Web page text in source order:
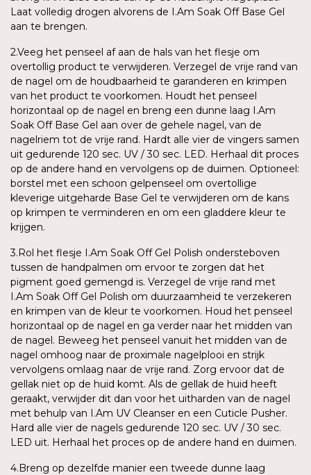
Laat volledig drogen alvorens de I.Am Soak Off Base Gel
aan te brengen.
2.Veeg het penseel af aan de hals van het flesje om
overtollig product te verwijderen. Verzegel de vrije rand van
de nagel om de houdbaarheid te garanderen en krimpen
van het product te voorkomen. Houdt het penseel
horizontaal op de nagel en breng een dunne laag I.Am
Soak Off Base Gel aan over de gehele nagel, van de
nagelriem tot de vrije rand. Hardt alle vier de vingers samen
uit gedurende 120 sec. UV / 30 sec. LED. Herhaal dit proces
op de andere hand en vervolgens op de duimen. Optioneel:
borstel met een schoon gelpenseel om overtollige
kleverige uitgeharde Base Gel te verwijderen om de kans
op krimpen te verminderen en om een gladdere kleur te
krijgen.
3.Rol het flesje I.Am Soak Off Gel Polish ondersteboven
tussen de handpalmen om ervoor te zorgen dat het
pigment goed gemengd is. Verzegel de vrije rand met
I.Am Soak Off Gel Polish om duurzaamheid te verzekeren
en krimpen van de kleur te voorkomen. Houd het penseel
horizontaal op de nagel en ga verder naar het midden van
de nagel. Beweeg het penseel vanuit het midden van de
nagel omhoog naar de proximale nagelplooi en strijk
vervolgens omlaag naar de vrije rand. Zorg ervoor dat de
gellak niet op de huid komt. Als de gellak de huid heeft
geraakt, verwijder dit dan voor het uitharden van de nagel
met behulp van I.Am UV Cleanser en een Cuticle Pusher.
Hard alle vier de nagels gedurende 120 sec. UV / 30 sec.
LED uit. Herhaal het proces op de andere hand en duimen.
4.Breng op dezelfde manier een tweede dunne laag